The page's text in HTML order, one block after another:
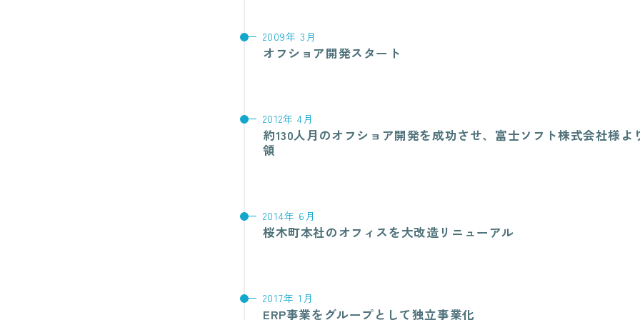
2009年 3月
オフショア開発スタート
2012年 4月
約130人月のオフショア開発を成功させ、富士ソフト株式会社様よ
領
2014年 6月
桜木町本社のオフィスを大改造リニューアル
2017年 1月
ERP事業をグループとして独立事業化